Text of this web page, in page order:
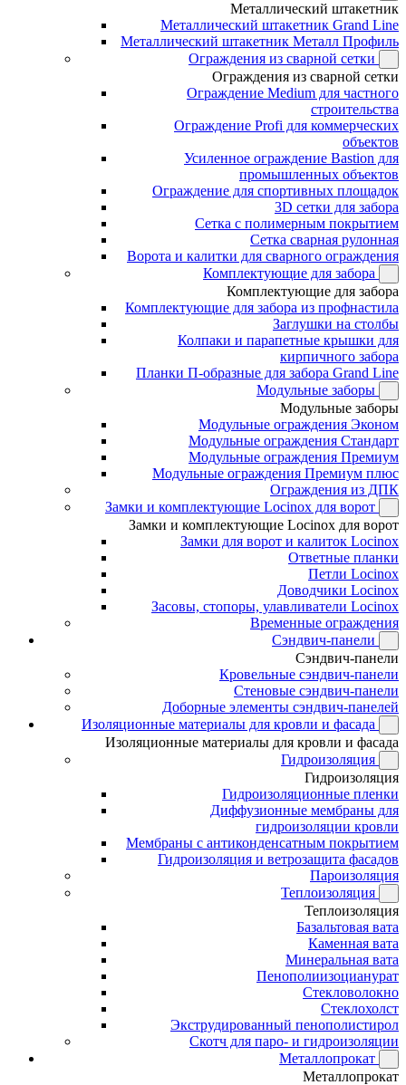
Металлический штакетник
Металлический штакетник Grand Line
Металлический штакетник Металл Профиль
Ограждения из сварной сетки
Ограждения из сварной сетки
Ограждение Medium для частного
строительства
Ограждение Profi для коммерческих
объектов
Усиленное ограждение Bastion для
промышленных объектов
Ограждение для спортивных площадок
3D сетки для забора
Сетка с полимерным покрытием
Сетка сварная рулонная
Ворота и калитки для сварного ограждения
Комплектующие для забора
Комплектующие для забора
Комплектующие для забора из профнастила
Заглушки на столбы
Колпаки и парапетные крышки для
кирпичного забора
Планки П-образные для забора Grand Line
Модульные заборы
Модульные заборы
Модульные ограждения Эконом
Модульные ограждения Стандарт
Модульные ограждения Премиум
Модульные ограждения Премиум плюс
Ограждения из ДПК
Замки и комплектующие Locinox для ворот
Замки и комплектующие Locinox для ворот
Замки для ворот и калиток Locinox
Ответные планки
Петли Locinox
Доводчики Locinox
Засовы, стопоры, улавливатели Locinox
Временные ограждения
Сэндвич-панели
Сэндвич-панели
Кровельные сэндвич-панели
Стеновые сэндвич-панели
Доборные элементы сэндвич-панелей
Изоляционные материалы для кровли и фасада
Изоляционные материалы для кровли и фасада
Гидроизоляция
Гидроизоляция
Гидроизоляционные пленки
Диффузионные мембраны для
гидроизоляции кровли
Мембраны с антиконденсатным покрытием
Гидроизоляция и ветрозащита фасадов
Пароизоляция
Теплоизоляция
Теплоизоляция
Базальтовая вата
Каменная вата
Минеральная вата
Пенополиизоцианурат
Стекловолокно
Стеклохолст
Экструдированный пенополистирол
Скотч для паро- и гидроизоляции
Металлопрокат
Металлопрокат